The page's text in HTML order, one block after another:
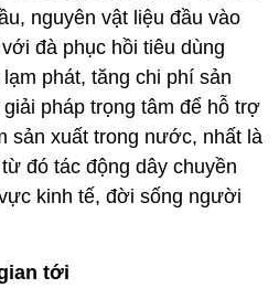
nguyên vật liệu đầu vào
đà phục hồi tiêu dùng
phát, tăng chi phí sản
pháp trọng tâm để hỗ trợ
sản xuất trong nước, nhất là
đó tác động dây chuyền
kinh tế, đời sống người
tới